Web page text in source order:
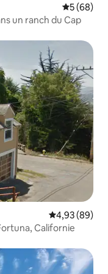
5 (68)
un ranch du Cap
Évaluation
4,93 (89)
Californie